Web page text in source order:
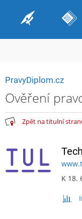
PravyDiplom.cz
Ověření
Zpět na titulní
K 18.